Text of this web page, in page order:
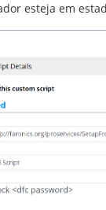
esteja em